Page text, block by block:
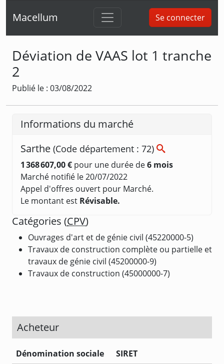
Macellum Se connecter
Déviation de VAAS lot 1 tranche
2
Publié le : 03/08/2022
Informations du marché
Sarthe (Code département : 72)
1 368 607,00 € pour une durée de6 mois
Marché notifié le 20/07/2022
Appel d'offres ouvert pour Marché.
Le montant est Révisable.
Catégories (CPV)
Ouvrages d'art et de génie civil (45220000-5)
Travaux de construction complète ou partielle et
travaux de génie civil (45200000-9)
Travaux de construction (45000000-7)
Acheteur
Dénomination sociale
SIRET